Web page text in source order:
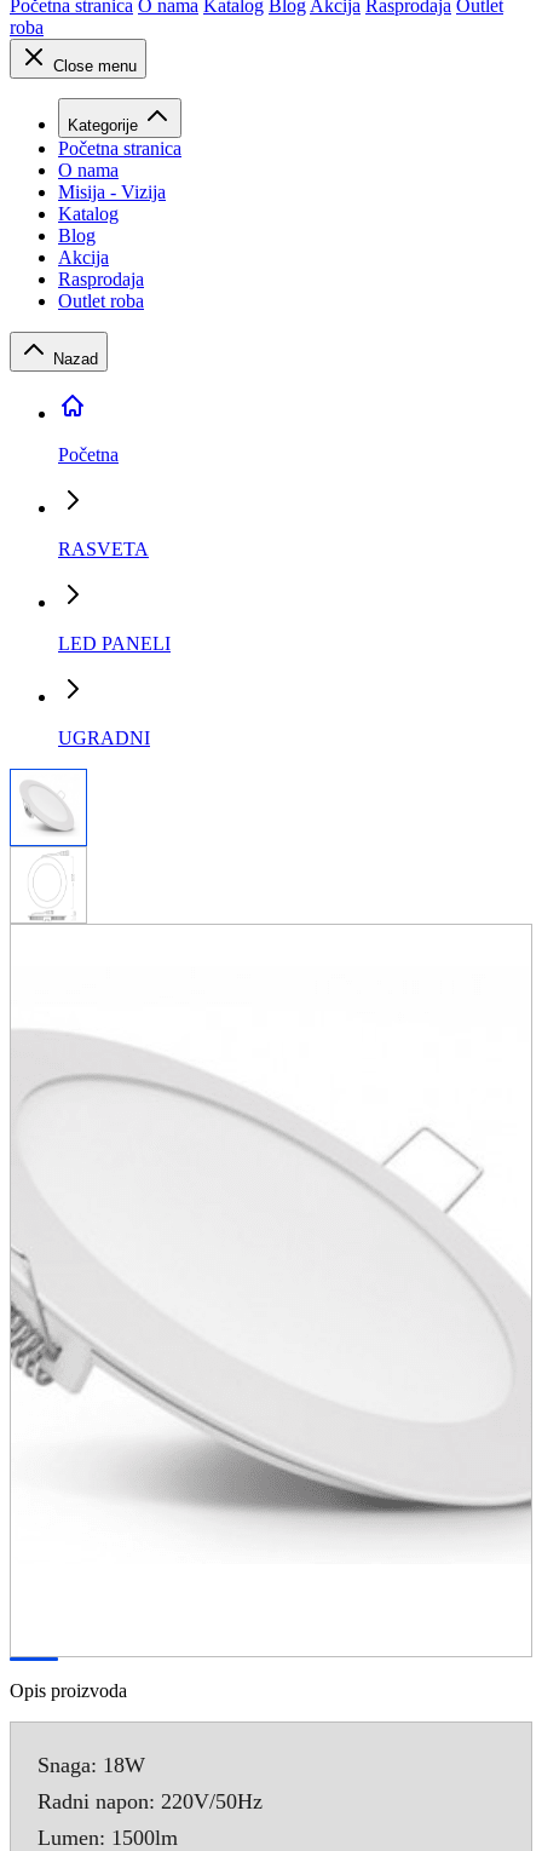
Početna stranica O nama Katalog Blog Akcija Rasprodaja Outlet
roba
Close menu
Kategorije
Početna stranica
O nama
Misija - Vizija
Katalog
Blog
Akcija
Rasprodaja
Outlet roba
Nazad
Početna
RASVETA
LED PANELI
UGRADNI
Opis proizvoda
Snaga: 18W
Radni napon: 220V/50Hz
Lumen: 1500lm